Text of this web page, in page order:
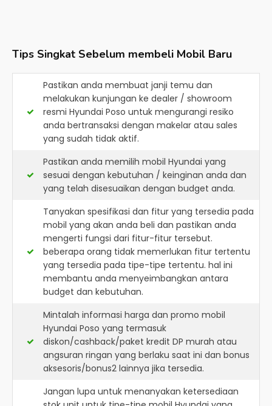
Tips Singkat Sebelum membeli Mobil Baru
Pastikan anda membuat janji temu dan
melakukan kunjungan ke dealer / showroom
resmi Hyundai Poso untuk mengurangi resiko
anda bertransaksi dengan makelar atau sales
yang sudah tidak aktif.
Pastikan anda memilih mobil Hyundai yang
sesuai dengan kebutuhan / keinginan anda dan
yang telah disesuaikan dengan budget anda.
Tanyakan spesifikasi dan fitur yang tersedia pada
mobil yang akan anda beli dan pastikan anda
mengerti fungsi dari fitur-fitur tersebut.
beberapa orang tidak memerlukan fitur tertentu
yang tersedia pada tipe-tipe tertentu. hal ini
membantu anda menyeimbangkan antara
budget dan kebutuhan.
Mintalah informasi harga dan promo mobil
Hyundai Poso yang termasuk
diskon/cashback/paket kredit DP murah atau
angsuran ringan yang berlaku saat ini dan bonus
aksesoris/bonus2 lainnya jika tersedia.
Jangan lupa untuk menanyakan ketersediaan